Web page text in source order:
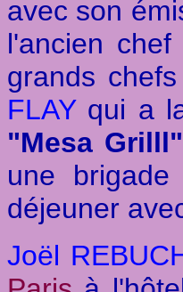
avec son
l'ancien
grands
FLAY qui a
"Mesa Grilll"
une
déjeuner
Joël